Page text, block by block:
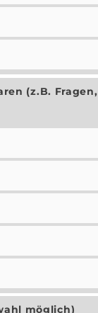
(z.B. Fragen,
möglich)